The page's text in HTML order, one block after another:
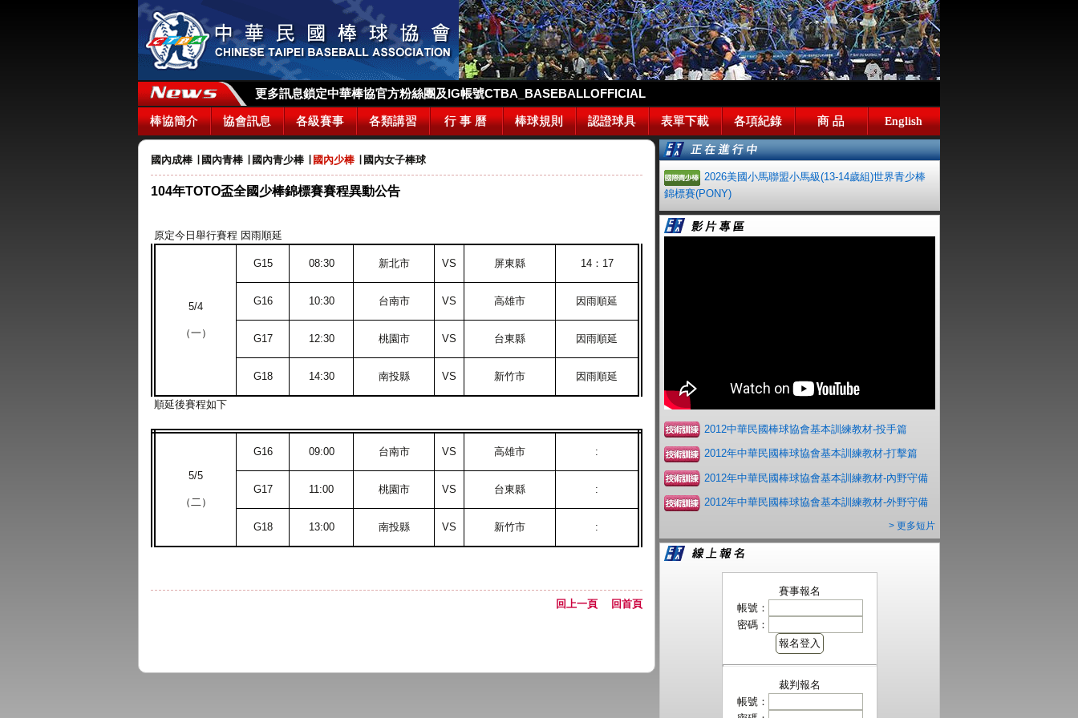
更多訊息鎖定中華棒協官方粉絲團及IG帳號CTBA_BASEBALLOFFICIAL
棒協簡介 協會訊息 各級賽事 各類講習 行 事 曆 棒球規則 認證球具 表單下載 各項紀錄 商 品 English
國內成棒 國內青棒 國內青少棒 國內少棒 國內女子棒球
104年TOTO盃全國少棒錦標賽賽程異動公告
原定今日舉行賽程 因雨順延
5/4
（一）
G15 08:30 新北市 VS 屏東縣 14：17
G16 10:30 台南市 VS 高雄市 因雨順延
G17 12:30 桃園市 VS 台東縣 因雨順延
G18 14:30 南投縣 VS 新竹市 因雨順延
順延後賽程如下
5/5
（二）
G16 09:00 台南市 VS 高雄市 :
G17 11:00 桃園市 VS 台東縣 :
G18 13:00 南投縣 VS 新竹市 :
回上一頁 回首頁
2026美國小馬聯盟小馬級(13-14歲組)世界青少棒
錦標賽(PONY)
2012中華民國棒球協會基本訓練教材-投手篇
2012年中華民國棒球協會基本訓練教材-打擊篇
2012年中華民國棒球協會基本訓練教材-內野守備
2012年中華民國棒球協會基本訓練教材-外野守備
> 更多短片
賽事報名
帳號：
密碼：
裁判報名
帳號：